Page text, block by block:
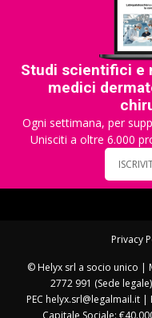
Studi scientifici e
medici
Ogni settimana, per
Unisciti a oltre 6.000
Privacy
© Helyx srl a socio unico |
2772 991 (Sede
PEC helyx.srl@legalmail.it |
Capitale Sociale: